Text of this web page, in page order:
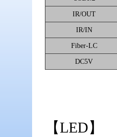
IR/OUT
IR/IN
Fiber-LC
DC5V
【LED】